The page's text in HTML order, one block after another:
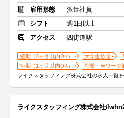
雇用形態
派遣社員
シフト
週1日以上
アクセス
四街道駅
短期（3ヶ月以内OK） 大学生歓迎
短期（1ヶ月以内OK）
副業・Ｗワーク
ライクスタッフィング株式会社の求人一覧
ライクスタッフィング株式会社/